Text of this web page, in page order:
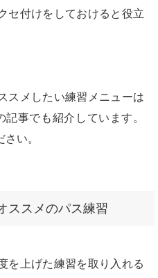
セ付けをしておけると役立
スメしたい練習メニューは
記事でも紹介しています。
い。
ススメのパス練習
を上げた練習を取り入れる